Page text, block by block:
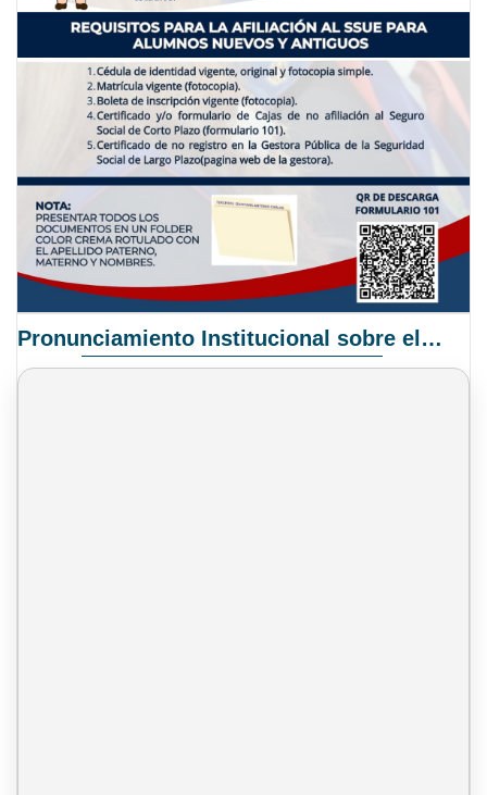
Pronunciamiento Institucional sobre el Proyecto de Ley N° 068/2025-2026 C.S.